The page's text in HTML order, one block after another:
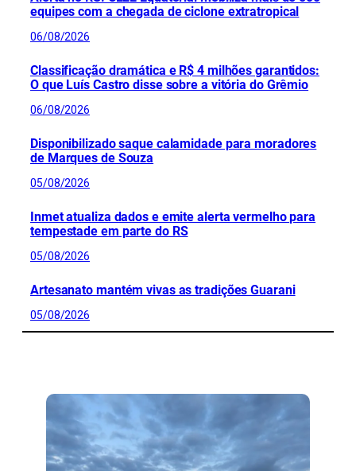
equipes com a chegada de ciclone extratropical
06/08/2026
Classificação dramática e R$ 4 milhões garantidos:
O que Luís Castro disse sobre a vitória do Grêmio
06/08/2026
Disponibilizado saque calamidade para moradores
de Marques de Souza
05/08/2026
Inmet atualiza dados e emite alerta vermelho para
tempestade em parte do RS
05/08/2026
Artesanato mantém vivas as tradições Guarani
05/08/2026